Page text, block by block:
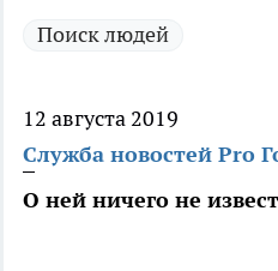
Поиск людей
12 августа 2019
Служба новостей Pro
О ней ничего не